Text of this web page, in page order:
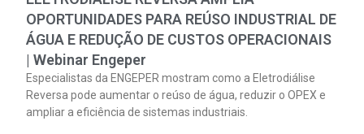
OPORTUNIDADES PARA REÚSO INDUSTRIAL DE
ÁGUA E REDUÇÃO DE CUSTOS OPERACIONAIS
| Webinar Engeper
Especialistas da ENGEPER mostram como a Eletrodiálise
Reversa pode aumentar o reúso de água, reduzir o OPEX e
ampliar a eficiência de sistemas industriais.